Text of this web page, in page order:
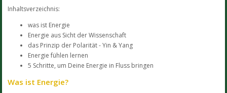
Inhaltsverzeichnis:
was ist Energie
Energie aus Sicht der Wissenschaft
das Prinzip der Polarität - Yin & Yang
Energie fühlen lernen
5 Schritte, um Deine Energie in Fluss bringen
Was ist Energie?